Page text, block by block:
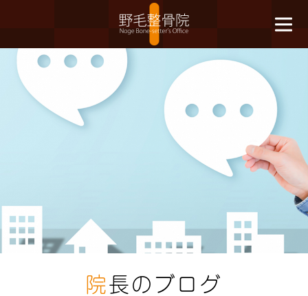
院長のブログ